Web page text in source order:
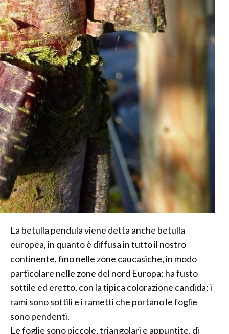
La betulla pendula viene detta anche betulla
europea, in quanto è diffusa in tutto il nostro
continente, fino nelle zone caucasiche, in modo
particolare nelle zone del nord Europa; ha fusto
sottile ed eretto, con la tipica colorazione candida; i
rami sono sottili e i rametti che portano le foglie
sono pendenti.
Le foglie sono piccole, triangolari e appuntite, di